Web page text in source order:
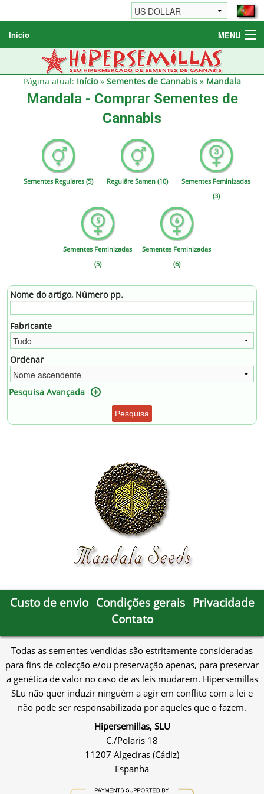
Início MENU
Sementes de Cannabis
Sementes Diversas
Informações / FAQ
Página atual: Início» Sementes de Cannabis » Mandala
Mandala - Comprar Sementes de
Cannabis
Sementes Regulares (5) Reguläre Samen (10)
Sementes Feminizadas
(3)
Sementes Feminizadas
(5)
Sementes Feminizadas
(6)
Nome do artigo, Número pp.
Fabricante
Ordenar
Pesquisa Avançada
Pesquisa
Custo de envio Condições gerais Privacidade
Contato
Todas as sementes vendidas são estritamente consideradas
para fins de colecção e/ou preservação apenas, para preservar
a genética de valor no caso de as leis mudarem. Hipersemillas
SLu não quer induzir ninguém a agir em conflito com a lei e
não pode ser responsabilizada por aqueles que o fazem.
Hipersemillas, SLU
C./Polaris 18
11207 Algeciras (Cádiz)
Espanha